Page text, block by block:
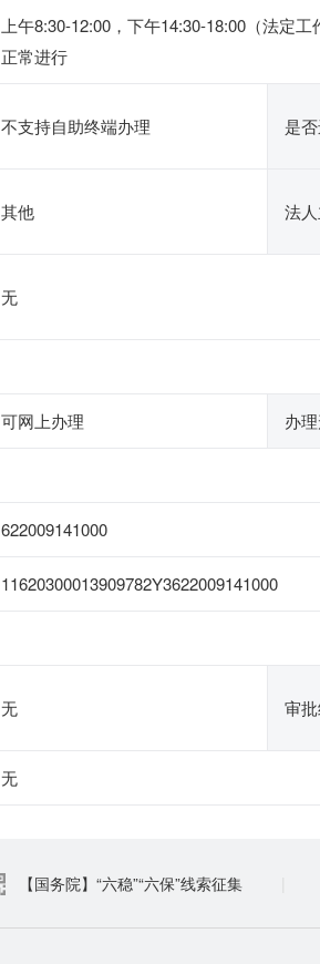
上午8:30-12:00，下午14:30-18:00（法定
正常进行
不支持自助终端办理 是
其他 法
无
可网上办理 办
622009141000
11620300013909782Y3622009141000
无 审
无
【国务院】“六稳”“六保”线索征集